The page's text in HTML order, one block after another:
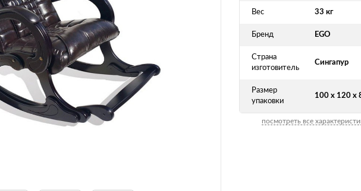
Вес 33 кг
Бренд EGO
Страна
изготовитель
Сингапур
Размер
упаковки
100 х 120 х
посмотреть все